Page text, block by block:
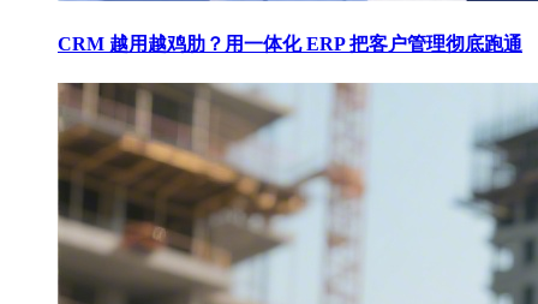
CRM 越用越鸡肋？用一体化 ERP 把客户管理彻底跑通